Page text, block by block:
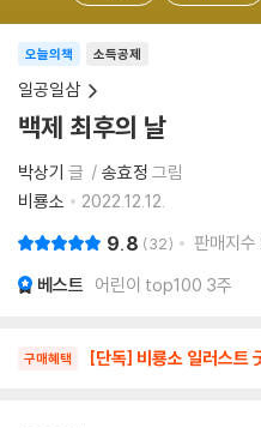
소득공제
오늘의책
일공일삼
백제 최후의 날
박상기 글 송효정 그림
비룡소
2022.12.12.
9.8 32 판매지수
베스트 어린이 top100 3주
구매혜택 [단독] 비룡소 일러스트